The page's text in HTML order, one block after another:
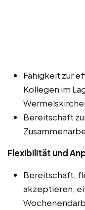
Fähigkeit zur
Kollegen im
Bereitschaft
Flexibilität und
Bereitschaft,
akzeptieren,